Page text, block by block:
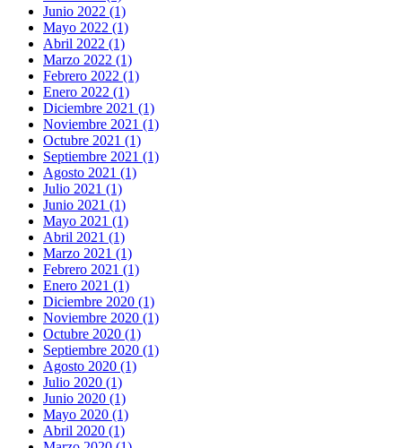
Junio 2022 (1)
Mayo 2022 (1)
Abril 2022 (1)
Marzo 2022 (1)
Febrero 2022 (1)
Enero 2022 (1)
Diciembre 2021 (1)
Noviembre 2021 (1)
Octubre 2021 (1)
Septiembre 2021 (1)
Agosto 2021 (1)
Julio 2021 (1)
Junio 2021 (1)
Mayo 2021 (1)
Abril 2021 (1)
Marzo 2021 (1)
Febrero 2021 (1)
Enero 2021 (1)
Diciembre 2020 (1)
Noviembre 2020 (1)
Octubre 2020 (1)
Septiembre 2020 (1)
Agosto 2020 (1)
Julio 2020 (1)
Junio 2020 (1)
Mayo 2020 (1)
Abril 2020 (1)